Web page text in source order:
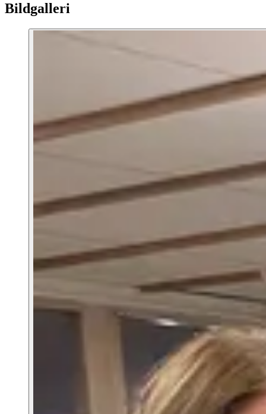
Bildgalleri